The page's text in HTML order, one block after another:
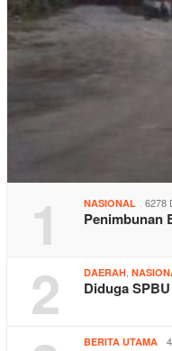
1 NASIONAL 6278
Penimbunan
2 DAERAH
Diduga
BERITA UTAMA